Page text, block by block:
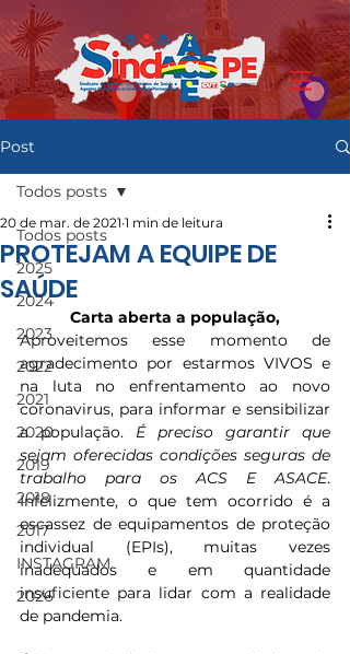
Post
Todos posts
2025
2024
2023
2022
2021
2020
2019
2018
2017
INSTAGRAM
2026
Todos posts
PROTEJAM A EQUIPE DE
SAÚDE
20 de mar. de 2021 1 min de leitura
Carta aberta a população,
Aproveitemos esse momento de
agradecimento por estarmos VIVOS e
na luta no enfrentamento ao novo
coronavirus, para informar e sensibilizar
a população. É preciso garantir que
sejam oferecidas condições seguras de
trabalho para os ACS E ASACE.
Infelizmente, o que tem ocorrido é a
escassez de equipamentos de proteção
individual (EPIs), muitas vezes
inadequados e em quantidade
insuficiente para lidar com a realidade
de pandemia.